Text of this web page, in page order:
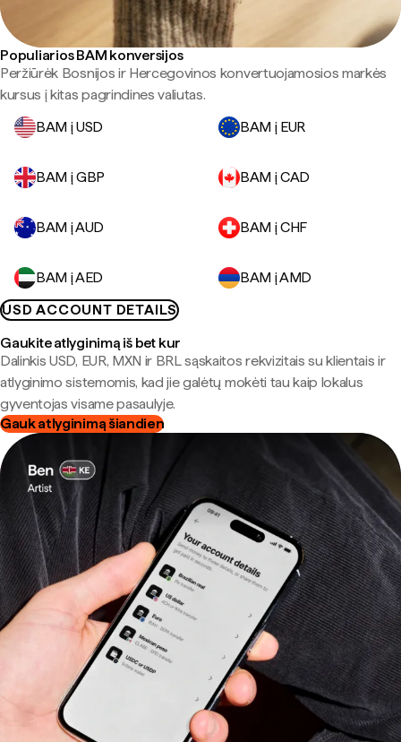
Populiarios BAM konversijos
Peržiūrėk Bosnijos ir Hercegovinos konvertuojamosios markės
kursus į kitas pagrindines valiutas.
BAM į USD
BAM į EUR
BAM į GBP BAM į CAD
BAM į AUD BAM į CHF
BAM į AED
BAM į AMD
USD ACCOUNT DETAILS
Gaukite atlyginimą iš bet kur
Dalinkis USD, EUR, MXN ir BRL sąskaitos rekvizitais su klientais ir
atlyginimo sistemomis, kad jie galėtų mokėti tau kaip lokalus
gyventojas visame pasaulyje.
Gauk atlyginimą šiandien